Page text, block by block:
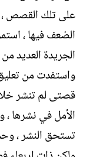
على تلك القصص
الضعف فيها ،
الجريدة العديد
واستفدت من
قصتى لم تنشر
الأمل في نشرها
تستحق النشر ،